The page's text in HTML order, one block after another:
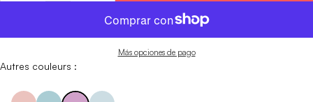
Más opciones de pago
Autres couleurs :